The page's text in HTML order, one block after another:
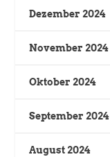
Dezember 2024
November 2024
Oktober 2024
September 2024
August 2024